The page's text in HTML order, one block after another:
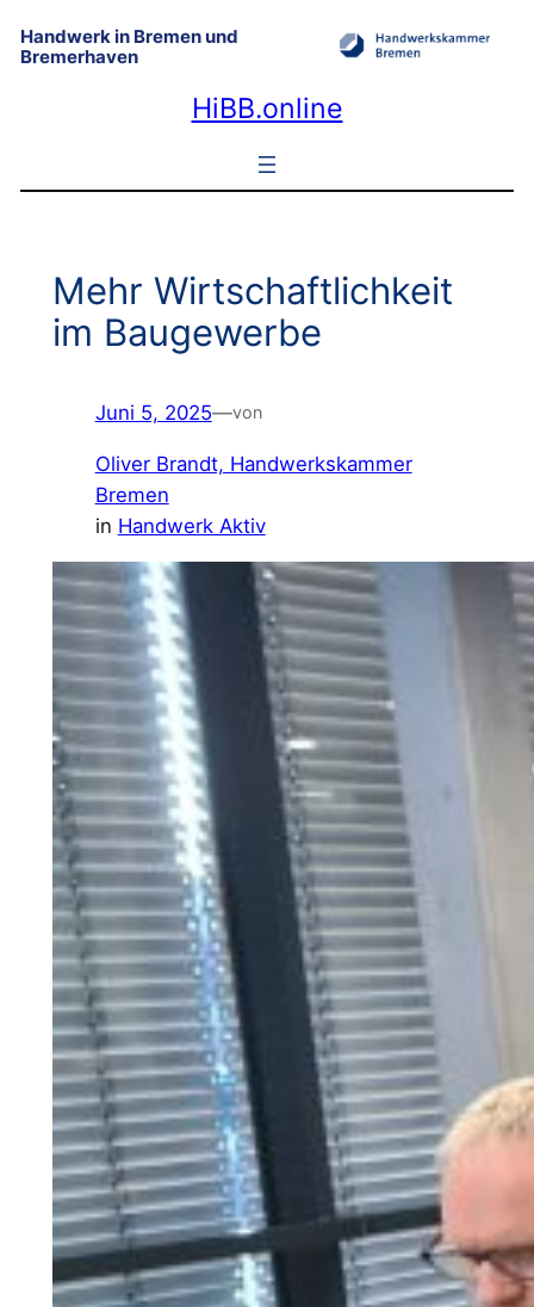
Zum
Inhalt
Handwerk in Bremen und
Bremerhaven
HiBB.online
Mehr Wirtschaftlichkeit
im Baugewerbe
Juni 5, 2025—von
Oliver Brandt, Handwerkskammer
Bremen
in Handwerk Aktiv